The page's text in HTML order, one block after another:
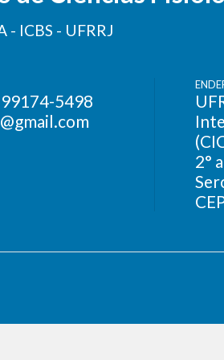
- ICBS - UFRRJ
5498
2°